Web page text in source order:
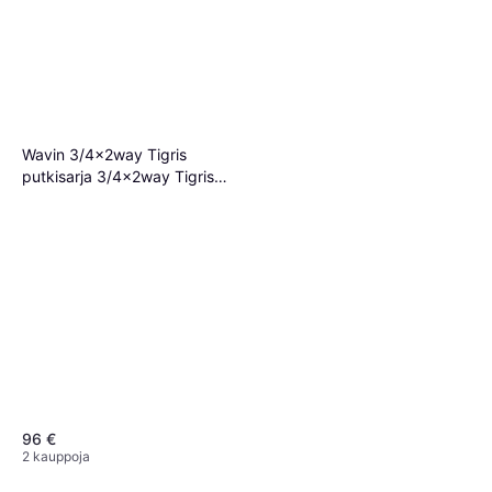
Wavin 3/4x2way Tigris
putkisarja 3/4x2way Tigris
96 €
2 kauppoja